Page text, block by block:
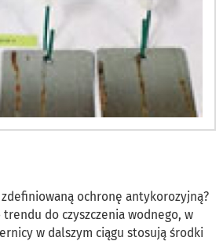
ochronę antykorozyjną?
do czyszczenia wodnego, w
w dalszym ciągu stosują środki